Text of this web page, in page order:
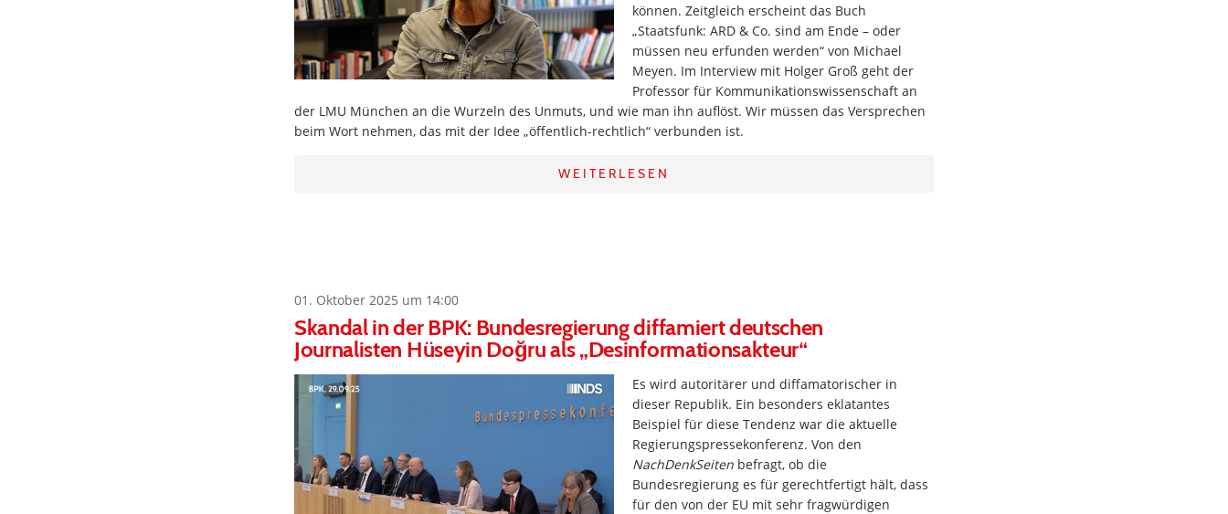
können. Zeitgleich erscheint das Buch
„Staatsfunk: ARD & Co. sind am Ende – oder
müssen neu erfunden werden“ von Michael
Meyen. Im Interview mit Holger Groß geht der
Professor für Kommunikationswissenschaft an
der LMU München an die Wurzeln des Unmuts, und wie man ihn auflöst. Wir müssen das Versprechen
beim Wort nehmen, das mit der Idee „öffentlich-rechtlich“ verbunden ist.
WEITERLESEN
01. Oktober 2025 um 14:00
Skandal in der BPK: Bundesregierung diffamiert deutschen
Journalisten Hüseyin Doğru als „Desinformationsakteur“
Es wird autoritärer und diffamatorischer in
dieser Republik. Ein besonders eklatantes
Beispiel für diese Tendenz war die aktuelle
Regierungspressekonferenz. Von den
NachDenkSeiten befragt, ob die
Bundesregierung es für gerechtfertigt hält, dass
für den von der EU mit sehr fragwürdigen